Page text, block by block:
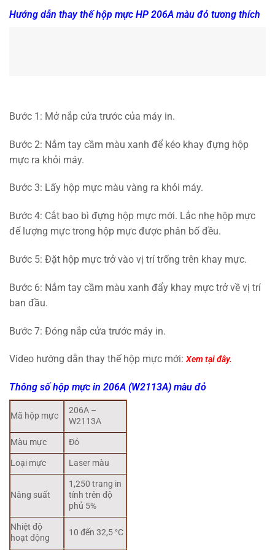
Hướng dẫn thay thế hộp mực HP 206A màu đỏ tương thích
Bước 1: Mở nắp cửa trước của máy in.
Bước 2: Nắm tay cầm màu xanh để kéo khay đựng hộp
mực ra khỏi máy.
Bước 3: Lấy hộp mực màu vàng ra khỏi máy.
Bước 4: Cắt bao bì đựng hộp mực mới. Lắc nhẹ hộp mực
để lượng mực trong hộp mực được phân bố đều.
Bước 5: Đặt hộp mực trở vào vị trí trống trên khay mực.
Bước 6: Nắm tay cầm màu xanh đẩy khay mực trở về vị trí
ban đầu.
Bước 7: Đóng nắp cửa trước máy in.
Video hướng dẫn thay thế hộp mực mới:Xem tại đây.
Thông số hộp mực in 206A (W2113A) màu đỏ
Mã hộp mực
206A –
W2113A
Màu mực
Đỏ
Loại mực
Laser màu
Năng suất
1,250 trang in
tính trên độ
phủ 5%
Nhiệt độ
hoạt động
10 đến 32,5 °C